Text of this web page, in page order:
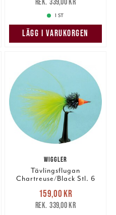
339,00 kr
1 ST
LÄGG I VARUKORGEN
WIGGLER
Tävlingsflugan
Chartreuse/Black Stl. 6
Nuvarande pris
159,00 krTidigare pris
339,00 kr
159,00 kr
339,00 kr